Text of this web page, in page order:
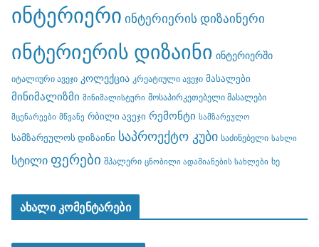
ინტერიერი ინტერიერის დიზაინერი
ინტერიერის დიზაინი ინტერიერში
იტალიური ავეჯი კოლექცია კრეატიული ავეჯი მასალები
მინიმალიზმი მინიმალისტური მოსაპირკეთებელი მასალები
მცენარეები მწვანე რბილი ავეჯი რემონტი სამზარეულო
სამზარეულოს დიზაინი საპროექტო კუბი საძინებელი სახლი
სტილი ფერები შპალერი ცნობილი ადამიანების სახლები ხე
ახალი კომენტარები